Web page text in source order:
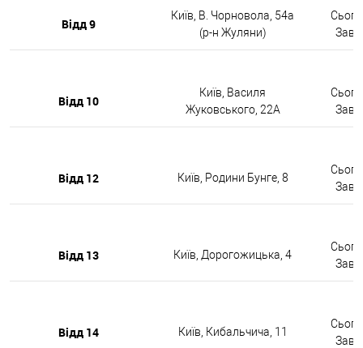
Відд 9
Київ, В. Чорновола, 54а
(р-н Жуляни)
Відд 10
Київ, Василя
Жуковського, 22А
Відд 12 Київ, Родини Бунге, 8
Відд 13 Київ, Дорогожицька, 4
Відд 14 Київ, Кибальчича, 11